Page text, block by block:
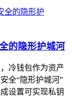
的隐形护城河
冷钱包作为资产
全“隐形护城河”
设置可实现私钥